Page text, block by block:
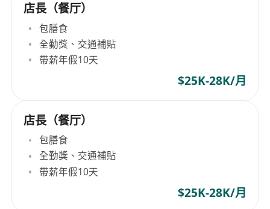
店長（餐厅）
包膳食
全勤獎、交通補貼
帶薪年假10天
$25K-28K/月
店長（餐厅）
包膳食
全勤獎、交通補貼
帶薪年假10天
$25K-28K/月